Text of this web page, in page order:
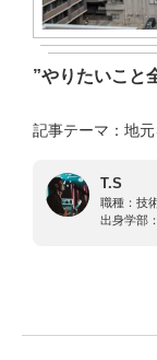
”やりたいこと
記事テーマ：地
T.S
職種： 技
出身学部：